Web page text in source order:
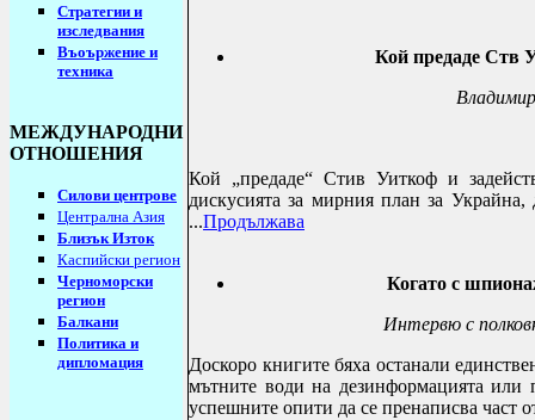
Стратегии и
изследвания
Въоържение и
техника
МЕЖДУНАРОДНИ
ОТНОШЕНИЯ
Силови центрове
Централна Азия
Близък Изток
Каспийски регион
Черноморски
регион
Балкани
Политика и
дипломация
Кой предаде Ств
Кой „предаде“ Стив Уиткоф и
дискусията за мирния план за
...Продължава
Когато с
Интервю с
Доскоро книгите бяха останали
мътните води на дезинформацията или
успешните опити да се пренаписва част